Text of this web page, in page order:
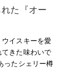
た『オー
イスキーを愛
きた味わいで
ったシェリー樽